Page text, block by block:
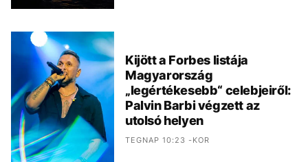
Kijött a Forbes listája
Magyarország
„legértékesebb“ celebjeiről:
Palvin Barbi végzett az
utolsó helyen
TEGNAP 10:23 -KOR